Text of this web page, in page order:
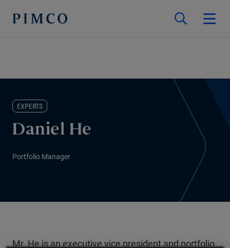
EXPERTS
Daniel He
Portfolio Manager
Mr. He is an executive vice president and portfolio